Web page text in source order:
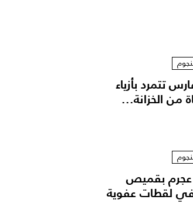
تتمرد بأزياء
من الخزانة...
بقميص
لقطات عفوية